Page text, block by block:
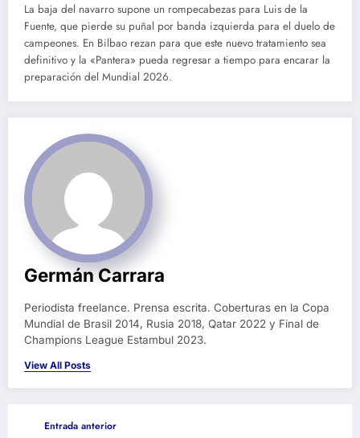
La baja del navarro supone un rompecabezas para Luis de la
Fuente, que pierde su puñal por banda izquierda para el duelo de
campeones. En Bilbao rezan para que este nuevo tratamiento sea
definitivo y la «Pantera» pueda regresar a tiempo para encarar la
preparación del Mundial 2026.
Germán Carrara
Periodista freelance. Prensa escrita. Coberturas en la Copa
Mundial de Brasil 2014, Rusia 2018, Qatar 2022 y Final de
Champions League Estambul 2023.
View All Posts
Entrada anterior